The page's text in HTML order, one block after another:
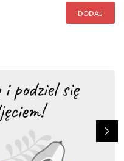
DODAJ